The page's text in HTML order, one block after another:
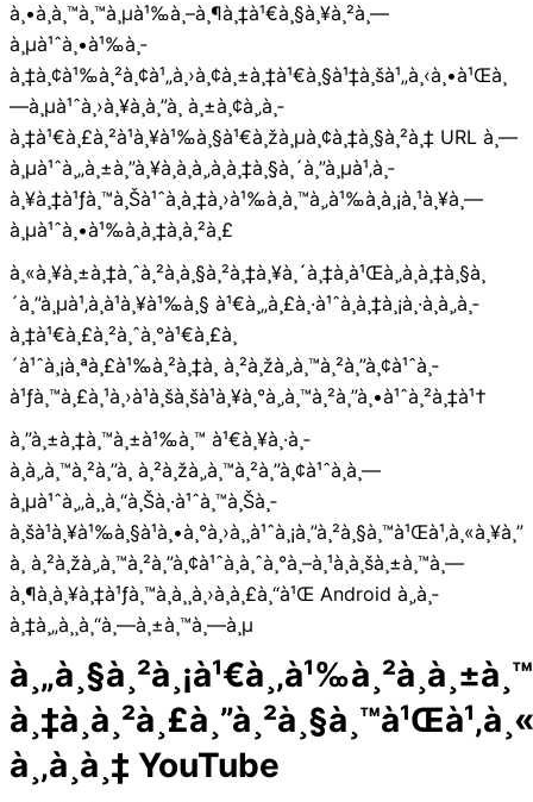
à¸•à¸­à¸™à¸™à¸µà¹‰à¸–à¸¶à¸‡à¹€à¸§à¸¥à¸²à¸—
à¸µà¹ˆà¸•à¹‰à¸­
à¸‡à¸¢à¹‰à¸²à¸¢à¹„à¸›à¸¢à¸±à¸‡à¹€à¸§à¹‡à¸šà¹„à¸‹à¸•à¹Œà¸
—à¸µà¹ˆà¸›à¸¥à¸­à¸”à¸ à¸±à¸¢à¸‚à¸­
à¸‡à¹€à¸£à¸²à¹à¸¥à¹‰à¸§à¹€à¸žà¸µà¸¢à¸‡à¸§à¸²à¸‡ URL à¸—
à¸µà¹ˆà¸„à¸±à¸”à¸¥à¸­à¸à¸‚à¸­à¸‡à¸§à¸´à¸”à¸µà¹‚à¸­
à¸¥à¸‡à¹ƒà¸™à¸Šà¹ˆà¸­à¸‡à¸›à¹‰à¸­à¸™à¸‚à¹‰à¸­à¸¡à¸¹à¸¥à¸—
à¸µà¹ˆà¸•à¹‰à¸­à¸‡à¸à¸²à¸£
à¸«à¸¥à¸±à¸‡à¸ˆà¸²à¸à¸§à¸²à¸‡à¸¥à¸´à¸‡à¸à¹Œà¸‚à¸­à¸‡à¸§à¸
´à¸”à¸µà¹‚à¸­à¹à¸¥à¹‰à¸§ à¹€à¸„à¸£à¸·à¹ˆà¸­à¸‡à¸¡à¸·à¸­à¸‚à¸­
à¸‡à¹€à¸£à¸²à¸ˆà¸°à¹€à¸£à¸
´à¹ˆà¸¡à¸ªà¸£à¹‰à¸²à¸‡à¸ à¸²à¸žà¸‚à¸™à¸²à¸”à¸¢à¹ˆà¸­
à¹ƒà¸™à¸£à¸¹à¸›à¹à¸šà¸šà¹à¸¥à¸°à¸‚à¸™à¸²à¸”à¸•à¹ˆà¸²à¸‡à¹†
à¸”à¸±à¸‡à¸™à¸±à¹‰à¸™ à¹€à¸¥à¸·à¸­
à¸à¸‚à¸™à¸²à¸”à¸ à¸²à¸žà¸‚à¸™à¸²à¸”à¸¢à¹ˆà¸­à¸—
à¸µà¹ˆà¸„à¸¸à¸“à¸Šà¸·à¹ˆà¸™à¸Šà¸­
à¸šà¹à¸¥à¹‰à¸§à¹à¸•à¸°à¸›à¸¸à¹ˆà¸¡à¸”à¸²à¸§à¸™à¹Œà¹‚à¸«à¸¥à¸”
à¸ à¸²à¸žà¸‚à¸™à¸²à¸”à¸¢à¹ˆà¸­à¸ˆà¸°à¸–à¸¹à¸à¸šà¸±à¸™à¸—
à¸¶à¸à¸¥à¸‡à¹ƒà¸™à¸­à¸¸à¸›à¸à¸£à¸“à¹Œ Android à¸‚à¸­
à¸‡à¸„à¸¸à¸“à¸—à¸±à¸™à¸—à¸µ
à¸‚à¸­à¸‡ YouTube